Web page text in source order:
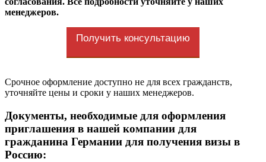
менеджеров.
Получить консультацию
Срочное оформление доступно не для всех гражданств,
уточняйте цены и сроки у наших менеджеров.
Документы, необходимые для оформления
приглашения в нашей компании для
гражданина Германии для получения визы в
Россию: